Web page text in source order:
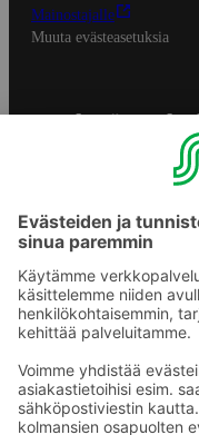
Mainostajalle
Muuta evästeasetuksia
S-ryhmän
Asiakasomistajuus
Yhteishyvä Ruoka -sovellus
Prisma.fi
Sokos.fi
S-Pankki
Sokos Hotels
Raflaamo